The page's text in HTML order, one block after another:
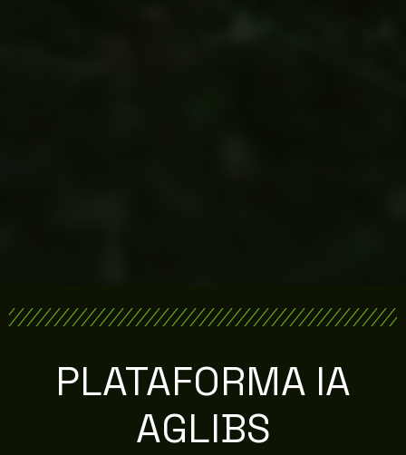
PLATAFORMA IA
AGLIBS